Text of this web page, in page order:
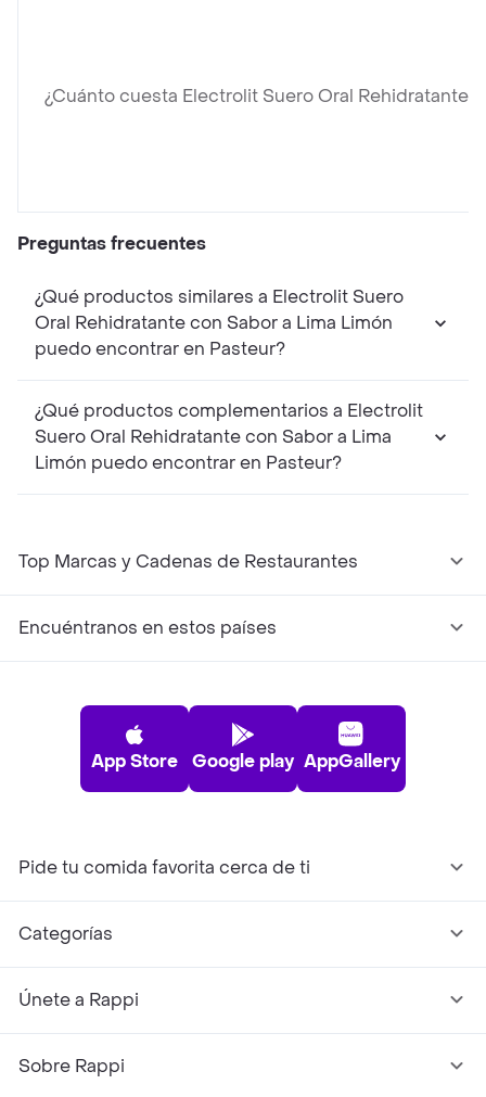
¿Cuánto cuesta Electrolit Suero Oral Rehidratante
Preguntas frecuentes
¿Qué productos similares a Electrolit Suero
Oral Rehidratante con Sabor a Lima Limón
puedo encontrar en Pasteur?
¿Qué productos complementarios a Electrolit
Suero Oral Rehidratante con Sabor a Lima
Limón puedo encontrar en Pasteur?
Top Marcas y Cadenas de Restaurantes
Encuéntranos en estos países
App Store Google play AppGallery
Pide tu comida favorita cerca de ti
Categorías
Únete a Rappi
Sobre Rappi